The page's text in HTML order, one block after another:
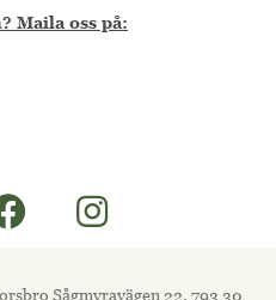
Maila oss på:
Sågmyravägen 22, 793 30